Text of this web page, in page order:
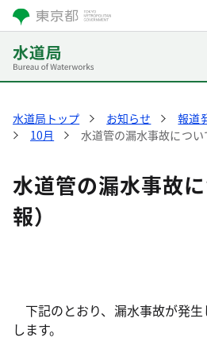
水道局トップ お知らせ 報道
10月
水道管の漏水事故につい
水道管の漏水事故
報）
下記のとおり、漏水事故が発
します。